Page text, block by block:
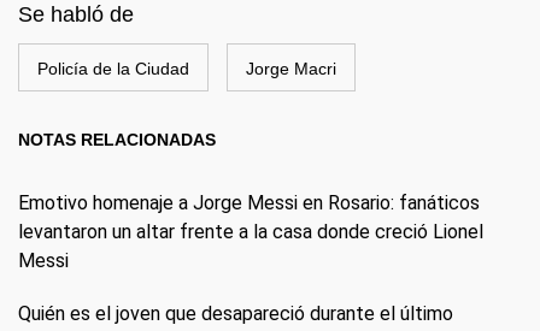
Se habló de
Policía de la Ciudad Jorge Macri
NOTAS RELACIONADAS
Emotivo homenaje a Jorge Messi en Rosario: fanáticos
levantaron un altar frente a la casa donde creció Lionel
Messi
Quién es el joven que desapareció durante el último